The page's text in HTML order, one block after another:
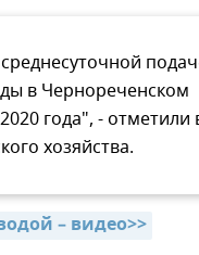
в Чернореченском
года", - отметили
хозяйства.
– видео>>